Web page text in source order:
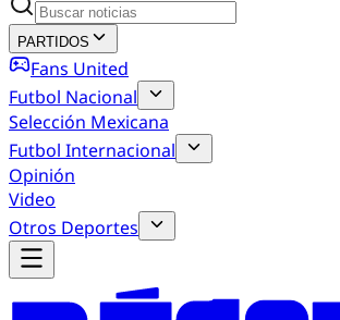
PARTIDOS
Fans United
Futbol Nacional
Selección Mexicana
Futbol Internacional
Opinión
Video
Otros Deportes